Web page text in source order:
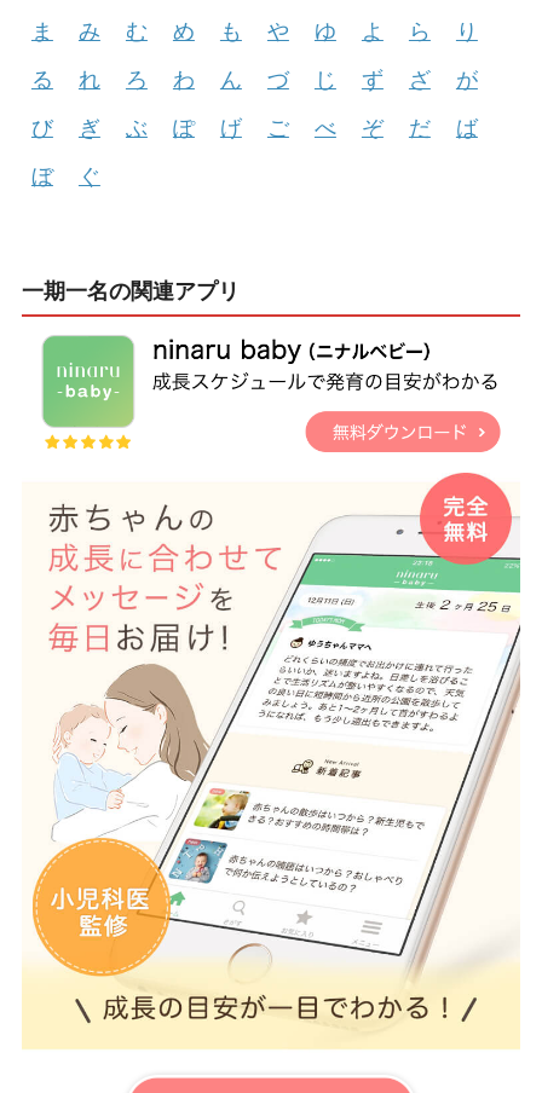
ま
み む め も や ゆ よ ら
り
る
れ ろ わ ん づ じ ず ざ
が
び
ぎ ぶ ぽ げ ご べ ぞ だ
ば
ぼ
ぐ
一期一名の関連アプリ